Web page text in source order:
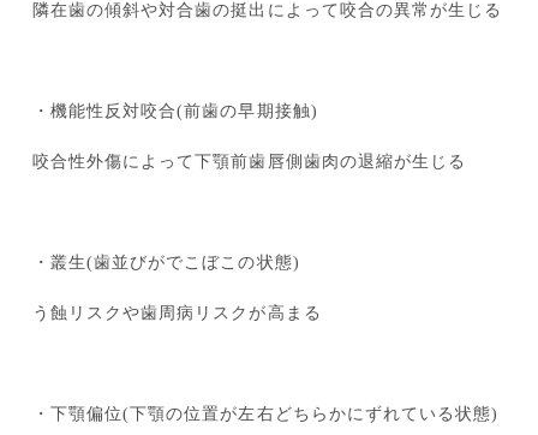
隣在歯の傾斜や対合歯の挺出によって咬合の異常が生じる
・機能性反対咬合(前歯の早期接触)
咬合性外傷によって下顎前歯唇側歯肉の退縮が生じる
・叢生(歯並びがでこぼこの状態)
う蝕リスクや歯周病リスクが高まる
・下顎偏位(下顎の位置が左右どちらかにずれている状態)